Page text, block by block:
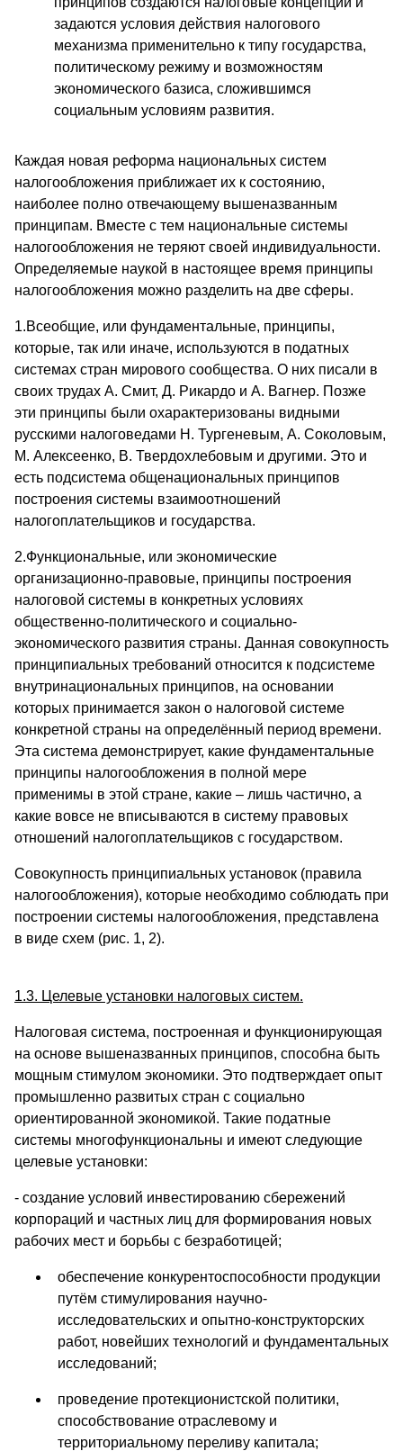
задаются условия действия налогового
механизма применительно к типу государства,
политическому режиму и возможностям
экономического базиса, сложившимся
социальным условиям развития.
Каждая новая реформа национальных систем
налогообложения приближает их к состоянию,
наиболее полно отвечающему вышеназванным
принципам. Вместе с тем национальные системы
налогообложения не теряют своей индивидуальности.
Определяемые наукой в настоящее время принципы
налогообложения можно разделить на две сферы.
1.Всеобщие, или фундаментальные, принципы,
которые, так или иначе, используются в податных
системах стран мирового сообщества. О них писали в
своих трудах А. Смит, Д. Рикардо и А. Вагнер. Позже
эти принципы были охарактеризованы видными
русскими налоговедами Н. Тургеневым, А. Соколовым,
М. Алексеенко, В. Твердохлебовым и другими. Это и
есть подсистема общенациональных принципов
построения системы взаимоотношений
налогоплательщиков и государства.
2.Функциональные, или экономические
организационно-правовые, принципы построения
налоговой системы в конкретных условиях
общественно-политического и социально-
экономического развития страны. Данная совокупность
принципиальных требований относится к подсистеме
внутринациональных принципов, на основании
которых принимается закон о налоговой системе
конкретной страны на определённый период времени.
Эта система демонстрирует, какие фундаментальные
принципы налогообложения в полной мере
применимы в этой стране, какие – лишь частично, а
какие вовсе не вписываются в систему правовых
отношений налогоплательщиков с государством.
Совокупность принципиальных установок (правила
налогообложения), которые необходимо соблюдать при
построении системы налогообложения, представлена
в виде схем (рис. 1, 2).
1.3. Целевые установки налоговых систем.
Налоговая система, построенная и функционирующая
на основе вышеназванных принципов, способна быть
мощным стимулом экономики. Это подтверждает опыт
промышленно развитых стран с социально
ориентированной экономикой. Такие податные
системы многофункциональны и имеют следующие
целевые установки:
- создание условий инвестированию сбережений
корпораций и частных лиц для формирования новых
рабочих мест и борьбы с безработицей;
обеспечение конкурентоспособности продукции
путём стимулирования научно-
исследовательских и опытно-конструкторских
работ, новейших технологий и фундаментальных
исследований;
проведение протекционистской политики,
способствование отраслевому и
территориальному переливу капитала;